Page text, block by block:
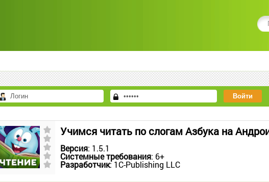
Учимся читать по слогам Азбука на
Версия: 1.5.1
Системные требования: 6+
Разработчик: 1C-Publishing LLC